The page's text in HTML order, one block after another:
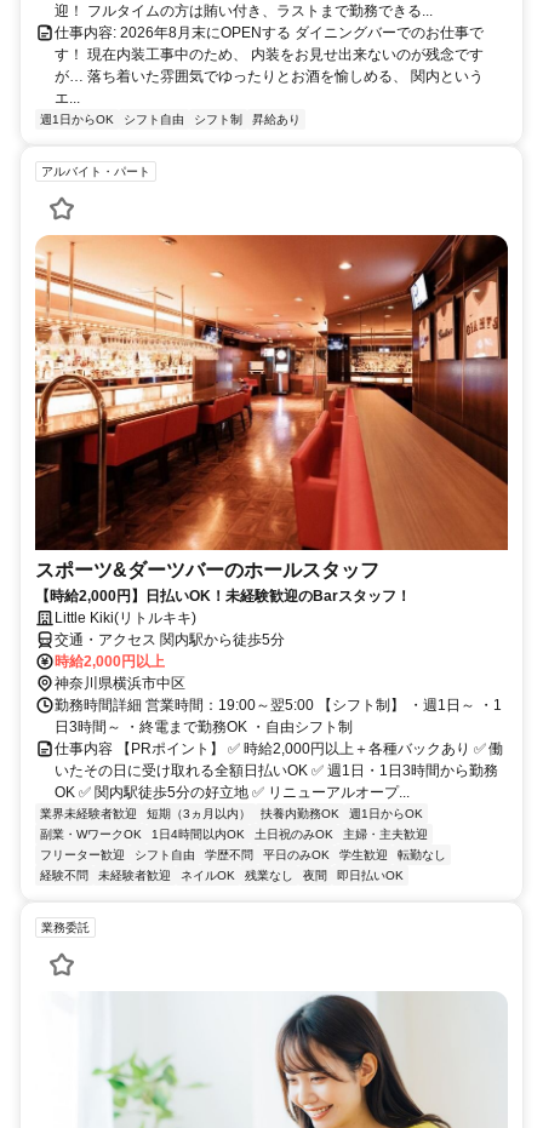
迎！ フルタイムの方は賄い付き、ラストまで勤務できる...
仕事内容: 2026年8月末にOPENする ダイニングバーでのお仕事で
す！ 現在内装工事中のため、 内装をお見せ出来ないのが残念です
が… 落ち着いた雰囲気でゆったりとお酒を愉しめる、 関内という
エ...
週1日からOK シフト自由 シフト制 昇給あり
アルバイト・パート
スポーツ&ダーツバーのホールスタッフ
【時給2,000円】日払いOK！未経験歓迎のBarスタッフ！
Little Kiki(リトルキキ)
交通・アクセス 関内駅から徒歩5分
時給2,000円以上
神奈川県横浜市中区
勤務時間詳細 営業時間：19:00～翌5:00 【シフト制】 ・週1日～ ・1
日3時間～ ・終電まで勤務OK ・自由シフト制
仕事内容 【PRポイント】 ✅ 時給2,000円以上＋各種バックあり ✅ 働
いたその日に受け取れる全額日払いOK ✅ 週1日・1日3時間から勤務
OK ✅ 関内駅徒歩5分の好立地 ✅ リニューアルオープ...
業界未経験者歓迎 短期（3ヵ月以内） 扶養内勤務OK
週1日からOK
副業・WワークOK
1日4時間以内OK 土日祝のみOK
主婦・主夫歓迎
フリーター歓迎
シフト自由 学歴不問 平日のみOK 学生歓迎
転勤なし
経験不問
未経験者歓迎 ネイルOK 残業なし 夜間 即日払いOK
業務委託